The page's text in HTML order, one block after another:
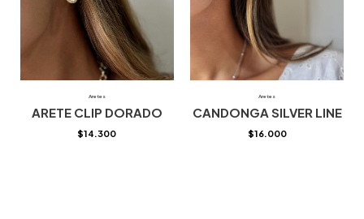
Aretes
ARETE CLIP DORADO
$14.300
Aretes
CANDONGA SILVER LINE
$16.000